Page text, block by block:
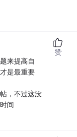
来提高自
是最重要
，不过这没
间
赞